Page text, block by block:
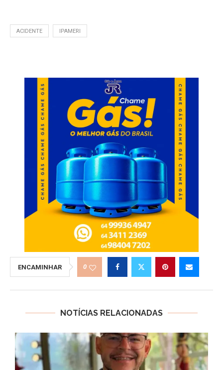
ACIDENTE IPAMERI
ENCAMINHAR 0
NOTÍCIAS RELACIONADAS